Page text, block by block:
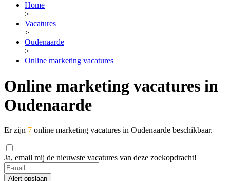
Home
>
Vacatures
>
Oudenaarde
>
Online marketing vacatures
Online marketing vacatures in
Oudenaarde
Er zijn 7 online marketing vacatures in Oudenaarde beschikbaar.
Ja, email mij de nieuwste vacatures van deze zoekopdracht!
Alert opslaan